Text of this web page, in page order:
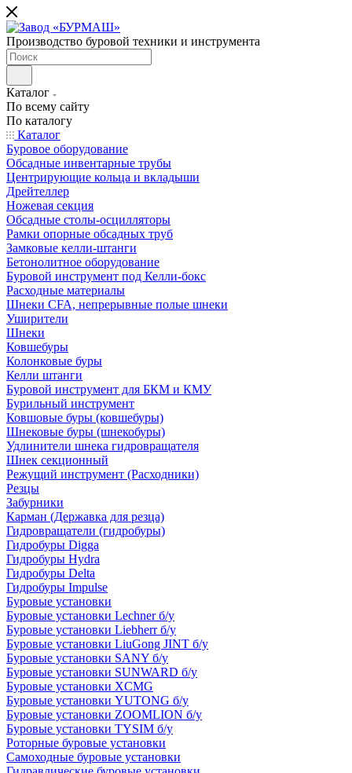
Производство буровой техники и инструмента
Каталог
По всему сайту
По каталогу
Каталог
Буровое оборудование
Обсадные инвентарные трубы
Центрирующие кольца и вкладыши
Дрейтеллер
Ножевая секция
Обсадные столы-осцилляторы
Рамки опорные обсадных труб
Замковые келли-штанги
Бетонолитное оборудование
Буровой инструмент под Келли-бокс
Расходные материалы
Шнеки CFA, непрерывные полые шнеки
Уширители
Шнеки
Ковшебуры
Колонковые буры
Келли штанги
Буровой инструмент для БКМ и КМУ
Бурильный инструмент
Ковшовые буры (ковшебуры)
Шнековые буры (шнекобуры)
Удлинители шнека гидровращателя
Шнек секционный
Режущий инструмент (Расходники)
Резцы
Забурники
Карман (Державка для резца)
Гидровращатели (гидробуры)
Гидробуры Digga
Гидробуры Hydra
Гидробуры Delta
Гидробуры Impulse
Буровые установки
Буровые установки Lechner б/у
Буровые установки Liebherr б/у
Буровые установки LiuGong JINT б/у
Буровые установки SANY б/у
Буровые установки SUNWARD б/у
Буровые установки XCMG
Буровые установки YUTONG б/у
Буровые установки ZOOMLION б/у
Буровые установки TYSIM б/у
Роторные буровые установки
Самоходные буровые установки